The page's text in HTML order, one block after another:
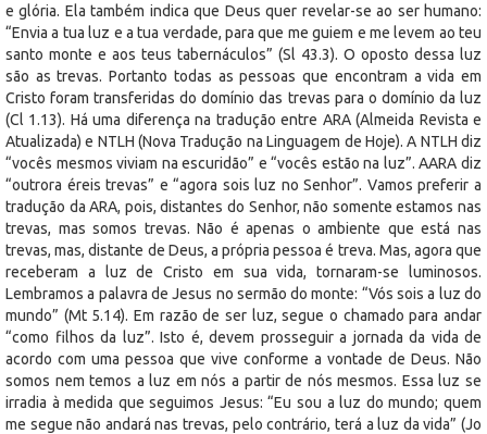
e glória. Ela também indica que Deus quer revelar-se ao ser humano:
“Envia a tua luz e a tua verdade, para que me guiem e me levem ao teu
santo monte e aos teus tabernáculos” (Sl 43.3). O oposto dessa luz
são as trevas. Portanto todas as pessoas que encontram a vida em
Cristo foram transferidas do domínio das trevas para o domínio da luz
(Cl 1.13). Há uma diferença na tradução entre ARA (Almeida Revista e
Atualizada) e NTLH (Nova Tradução na Linguagem de Hoje). A NTLH diz
“vocês mesmos viviam na escuridão” e “vocês estão na luz”. AARA diz
“outrora éreis trevas” e “agora sois luz no Senhor”. Vamos preferir a
tradução da ARA, pois, distantes do Senhor, não somente estamos nas
trevas, mas somos trevas. Não é apenas o ambiente que está nas
trevas, mas, distante de Deus, a própria pessoa é treva. Mas, agora que
receberam a luz de Cristo em sua vida, tornaram-se luminosos.
Lembramos a palavra de Jesus no sermão do monte: “Vós sois a luz do
mundo” (Mt 5.14). Em razão de ser luz, segue o chamado para andar
“como filhos da luz”. Isto é, devem prosseguir a jornada da vida de
acordo com uma pessoa que vive conforme a vontade de Deus. Não
somos nem temos a luz em nós a partir de nós mesmos. Essa luz se
irradia à medida que seguimos Jesus: “Eu sou a luz do mundo; quem
me segue não andará nas trevas, pelo contrário, terá a luz da vida” (Jo